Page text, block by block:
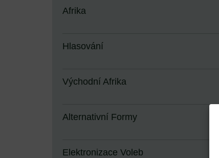
Afrika
Hlasování
Východní Afrika
Alternativní Formy
Elektronizace Voleb